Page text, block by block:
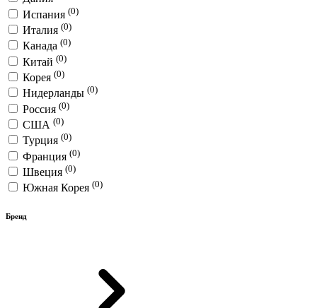
Испания (0)
Италия (0)
Канада (0)
Китай (0)
Корея (0)
Нидерланды (0)
Россия (0)
США (0)
Турция (0)
Франция (0)
Швеция (0)
Южная Корея (0)
Бренд